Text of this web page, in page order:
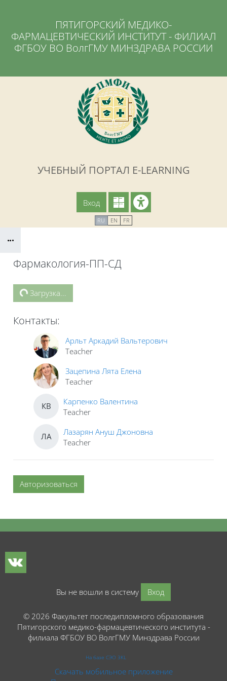
ПЯТИГОРСКИЙ МЕДИКО-
ФАРМАЦЕВТИЧЕСКИЙ ИНСТИТУТ - ФИЛИАЛ
ФГБОУ ВО ВолгГМУ МИНЗДРАВА РОССИИ
УЧЕБНЫЙ ПОРТАЛ E-LEARNING
Вход
RU EN FR
Фармакология-ПП-СД
Блоки
Загрузка...
Контакты:
Арльт Аркадий Вальтерович
Teacher
Зацепина Лята Елена
Teacher
КВ
Карпенко Валентина
Teacher
ЛА
Лазарян Ануш Джоновна
Teacher
Авторизоваться
Вы не вошли в систему Вход
© 2026 Факультет последипломного образования
Пятигорского медико-фармацевтического института -
филиала ФГБОУ ВО ВолгГМУ Минздрава России
На базе СЭО 3KL
Скачать мобильное приложение